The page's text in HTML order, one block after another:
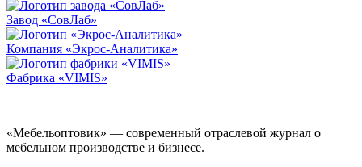
Завод «СовЛаб»
Компания «Экрос-Аналитика»
Фабрика «VIMIS»
«Мебельоптовик» — современный отраслевой журнал о
мебельном производстве и бизнесе.